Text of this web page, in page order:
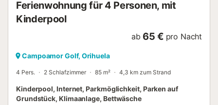
Ferienwohnung für 4 Personen, mit
Kinderpool
ab 65 € pro Nacht
Campoamor Golf, Orihuela
4 Pers. 2 Schlafzimmer 85 m² 4,3 km zum Strand
Kinderpool, Internet, Parkmöglichkeit, Parken auf
Grundstück, Klimaanlage, Bettwäsche